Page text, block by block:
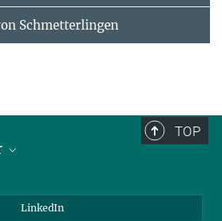
Schmetterlingen
TOP
LinkedIn